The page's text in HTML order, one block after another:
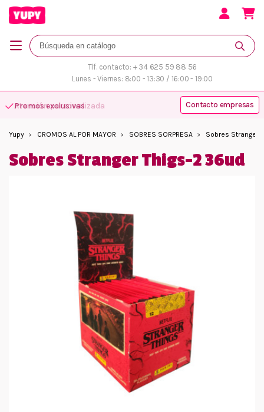
Tlf. contacto: + 34 625 59 88 56
Lunes - Viernes: 8:00 - 13:30 / 16:00 - 19:00
Atención personalizada Contacto empresas
Yupy CROMOS AL POR MAYOR SOBRES SORPRESA Sobres Stranger
Sobres Stranger Thigs-2 36ud